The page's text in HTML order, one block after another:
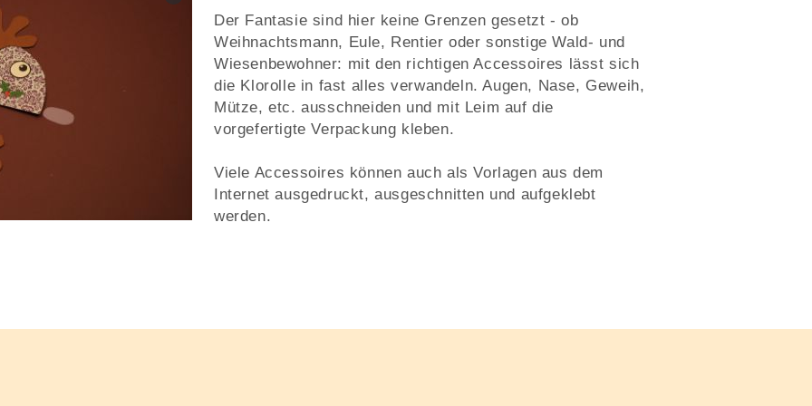
Der Fantasie sind hier keine Grenzen gesetzt - ob
Weihnachtsmann, Eule, Rentier oder sonstige Wald- und
Wiesenbewohner: mit den richtigen Accessoires lässt sich
die Klorolle in fast alles verwandeln. Augen, Nase, Geweih,
Mütze, etc. ausschneiden und mit Leim auf die
vorgefertigte Verpackung kleben.
Viele Accessoires können auch als Vorlagen aus dem
Internet ausgedruckt, ausgeschnitten und aufgeklebt
werden.